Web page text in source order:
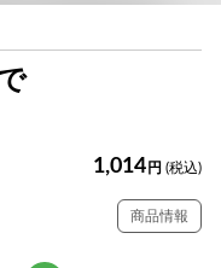
1,014 円 (税込)
商品情報